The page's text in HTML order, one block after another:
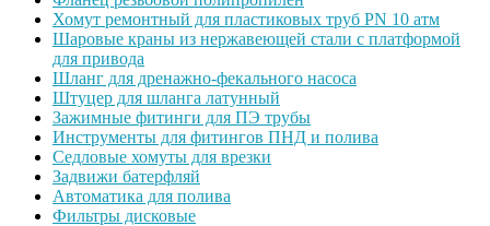
Хомут ремонтный для пластиковых труб PN 10 атм
Шаровые краны из нержавеющей стали с платформой
для привода
Шланг для дренажно-фекального насоса
Штуцер для шланга латунный
Зажимные фитинги для ПЭ трубы
Инструменты для фитингов ПНД и полива
Седловые хомуты для врезки
Задвижи батерфляй
Автоматика для полива
Фильтры дисковые